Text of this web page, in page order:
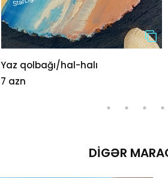
Yaz qolbağı/hal-halı
7 azn
DIGƏR